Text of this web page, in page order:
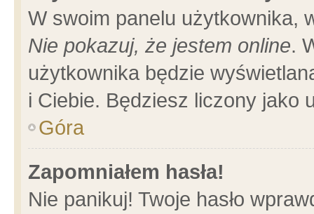
W swoim panelu użytkownika,
Nie pokazuj, że jestem online.
użytkownika będzie
i Ciebie. Będziesz liczony jako
Góra
Zapomniałem hasła!
Nie panikuj! Twoje hasło